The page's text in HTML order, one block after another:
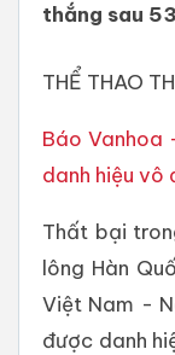
thắng sau
THỂ THAO
Báo Vanhoa
danh hiệu vô
Thất bại
lông Hàn
Việt Nam -
được danh